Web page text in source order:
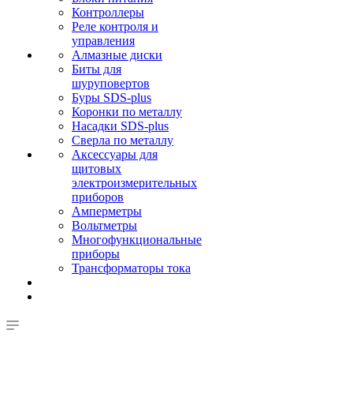
Контроллеры
Реле контроля и
управления
Алмазные диски
Биты для
шуруповертов
Буры SDS-plus
Коронки по металлу
Насадки SDS-plus
Сверла по металлу
Аксессуары для
щитовых
электроизмерительных
приборов
Амперметры
Вольтметры
Многофункциональные
приборы
Трансформаторы тока